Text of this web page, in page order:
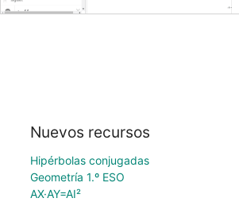
Nuevos recursos
Hipérbolas conjugadas
Geometría 1.º ESO
AX·AY=AI²